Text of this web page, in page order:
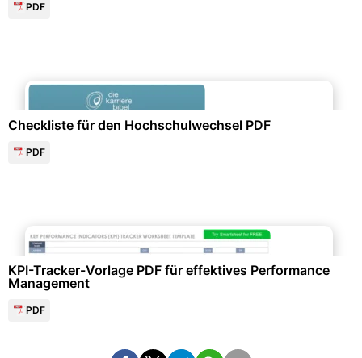
PDF
Checkliste für den Hochschulwechsel PDF
PDF
KPI-Tracker-Vorlage PDF für effektives Performance
Management
PDF